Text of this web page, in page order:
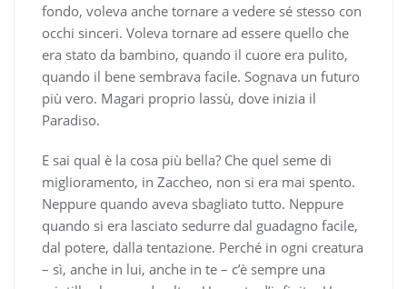
fondo, voleva anche tornare a vedere sé stesso con
occhi sinceri. Voleva tornare ad essere quello che
era stato da bambino, quando il cuore era pulito,
quando il bene sembrava facile. Sognava un futuro
più vero. Magari proprio lassù, dove inizia il
Paradiso.
E sai qual è la cosa più bella? Che quel seme di
miglioramento, in Zaccheo, non si era mai spento.
Neppure quando aveva sbagliato tutto. Neppure
quando si era lasciato sedurre dal guadagno facile,
dal potere, dalla tentazione. Perché in ogni creatura
– sì, anche in lui, anche in te – c’è sempre una